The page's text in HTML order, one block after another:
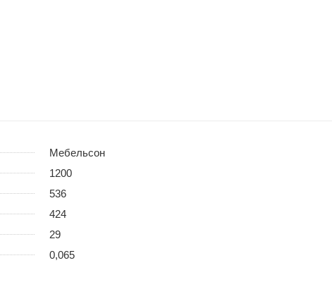
Мебельсон
1200
536
424
29
0,065